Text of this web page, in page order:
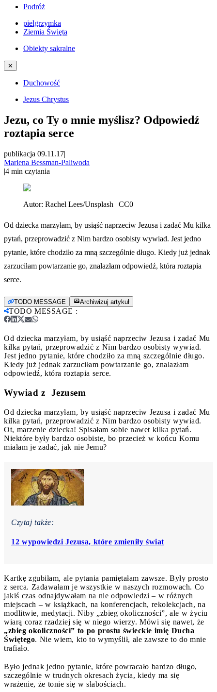
Podróż
pielgrzymka
Ziemia Święta
Obiekty sakralne
✕
Duchowość
Jezus Chrystus
Jezu, co Ty o mnie myślisz? Odpowiedź
roztapia serce
publikacja 09.11.17|
Marlena Bessman-Paliwoda
|4 min czytania
Autor: Rachel Lees/Unsplash | CC0
Od dziecka marzyłam, by usiąść naprzeciw Jezusa i zadać Mu kilka
pytań, przeprowadzić z Nim bardzo osobisty wywiad. Jest jedno
pytanie, które chodziło za mną szczególnie długo. Kiedy już jednak
zarzuciłam powtarzanie go, znalazłam odpowiedź, która roztapia
serce.
TODO MESSAGE Archiwizuj artykuł
TODO MESSAGE :
Od dziecka marzyłam, by usiąść naprzeciw Jezusa i zadać Mu
kilka pytań, przeprowadzić z Nim bardzo osobisty wywiad.
Jest jedno pytanie, które chodziło za mną szczególnie długo.
Kiedy już jednak zarzuciłam powtarzanie go, znalazłam
odpowiedź, która roztapia serce.
Wywiad z Jezusem
Od dziecka marzyłam, by usiąść naprzeciw Jezusa i zadać Mu
kilka pytań, przeprowadzić z Nim bardzo osobisty wywiad.
Ot, marzenie dziecka! Spisałam sobie nawet kilka pytań.
Niektóre były bardzo osobiste, bo przecież w końcu Komu
miałam je zadać, jak nie Jemu?
Czytaj także:
12 wypowiedzi Jezusa, które zmieniły świat
Kartkę zgubiłam, ale pytania pamiętałam zawsze. Były prosto
z serca. Zadawałam je wszystkie w naszych rozmowach. Co
jakiś czas odnajdywałam na nie odpowiedzi – w różnych
miejscach – w książkach, na konferencjach, rekolekcjach, na
modlitwie, medytacji. Niby „zbieg okoliczności”, ale w życiu
wiarą coraz rzadziej się w niego wierzy. Mówi się nawet, że
„zbieg okoliczności” to po prostu świeckie imię Ducha
Świętego. Nie wiem, kto to wymyślił, ale zawsze to do mnie
trafiało.
Było jednak jedno pytanie, które powracało bardzo długo,
szczególnie w trudnych okresach życia, kiedy ma się
wrażenie, że tonie się w słabościach.